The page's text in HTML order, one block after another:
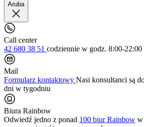
Aruba
Call center
42 680 38 51 codziennie w godz. 8:00-22:00
Mail
Formularz kontaktowy Nasi konsultanci są
dni w tygodniu
Biura Rainbow
Odwiedź jedno z ponad 100 biur Rainbow w